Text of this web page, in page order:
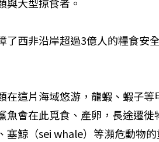
與大型掠食者。
了西非沿岸超過3億人的糧食安
在這片海域悠游，龍蝦、蝦子等
魚會在此覓食、產卵，長途遷徙
鯨（sei whale）等瀕危動物的